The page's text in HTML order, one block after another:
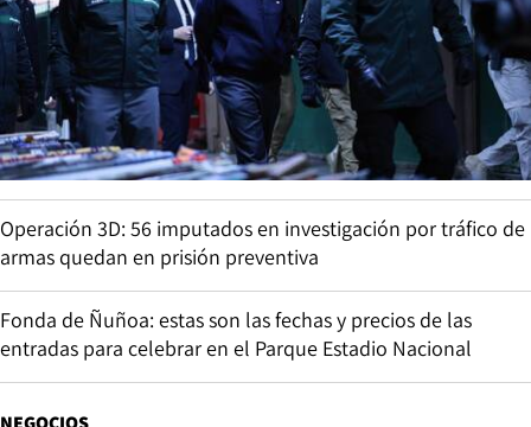
Operación 3D: 56 imputados en investigación por tráfico de
armas quedan en prisión preventiva
Fonda de Ñuñoa: estas son las fechas y precios de las
entradas para celebrar en el Parque Estadio Nacional